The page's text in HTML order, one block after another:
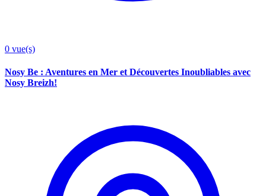
0 vue(s)
Nosy Be : Aventures en Mer et Découvertes Inoubliables avec
Nosy Breizh!